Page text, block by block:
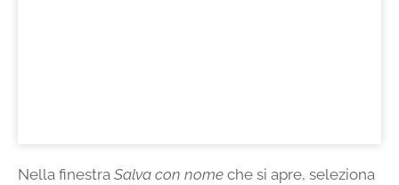
Nella finestra Salva con nome che si apre, seleziona